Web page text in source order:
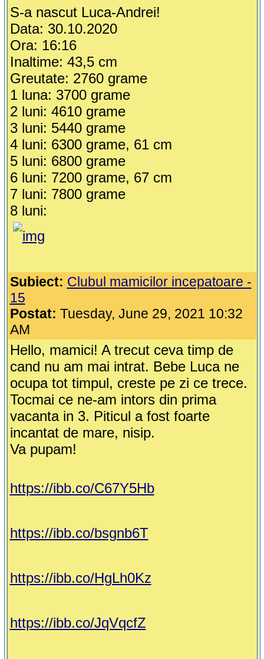
S-a nascut Luca-Andrei!
Data: 30.10.2020
Ora: 16:16
Inaltime: 43,5 cm
Greutate: 2760 grame
1 luna: 3700 grame
2 luni: 4610 grame
3 luni: 5440 grame
4 luni: 6300 grame, 61 cm
5 luni: 6800 grame
6 luni: 7200 grame, 67 cm
7 luni: 7800 grame
8 luni:
Subiect: Clubul mamicilor incepatoare -
15
Postat: Tuesday, June 29, 2021 10:32
AM
Hello, mamici! A trecut ceva timp de
cand nu am mai intrat. Bebe Luca ne
ocupa tot timpul, creste pe zi ce trece.
Tocmai ce ne-am intors din prima
vacanta in 3. Piticul a fost foarte
incantat de mare, nisip.
Va pupam!
https://ibb.co/C67Y5Hb
https://ibb.co/bsgnb6T
https://ibb.co/HgLh0Kz
https://ibb.co/JqVqcfZ